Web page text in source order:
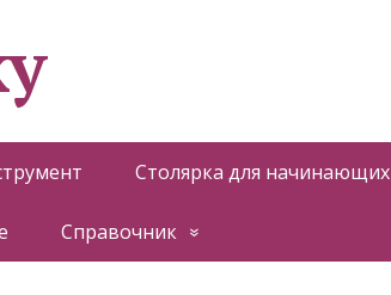
Столярка для начинающих
Справочник